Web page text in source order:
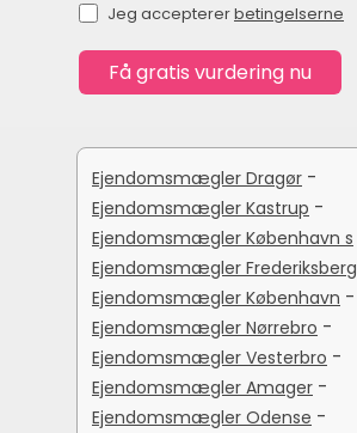
Jeg acceptererbetingelserne
Ejendomsmægler Dragør -
Ejendomsmægler Kastrup -
Ejendomsmægler København s
Ejendomsmægler Frederiksberg
Ejendomsmægler København -
Ejendomsmægler Nørrebro -
Ejendomsmægler Vesterbro -
Ejendomsmægler Amager -
Ejendomsmægler Odense -